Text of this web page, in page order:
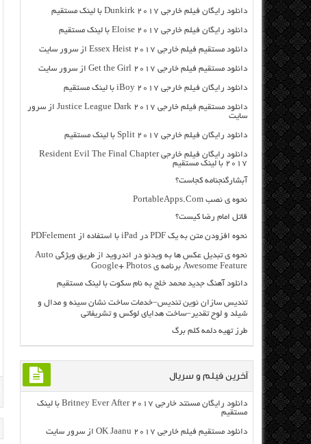
دانلود رایگان فیلم خارجی Dunkirk 2017 با لینک مستقیم
دانلود رایگان فیلم خارجی Eloise 2017 با لینک مستقیم
دانلود مستقیم فیلم خارجی Essex Heist 2017 از سرور سایت
دانلود مستقیم فیلم خارجی Get the Girl 2017 از سرور سایت
دانلود رایگان فیلم خارجی iBoy 2017 با لینک مستقیم
دانلود مستقیم فیلم خارجی Justice League Dark 2017 از سرور
سایت
دانلود رایگان فیلم خارجی Split 2017 با لینک مستقیم
دانلود رایگان فیلم خارجی Resident Evil The Final Chapter
2017 با لینک مستقیم
آبشارگنجنامه کجاست؟
نحوه ی نصب PortableApps.Com
قاتل امام رضا کیست؟
نحوه افزودن متن به یک PDF در iPad با استفاده از PDFelement
نحوه ی تبدیل عکس ها به ویدئو در اندروید از طریق ویژگی Auto
Awesome Feature برنامه ی Google+ Photos
دانلود آهنگ جدید محمد خلج به نام سکوت با لینک مستقیم
تندیس سازان نوین تندیس–خدمات ساخت نشان سینه و مدال و
شیلد و لوح تقدیر–ساخت هدایای لوکس و تشریفاتی
طرز تهیه دلمه کلم برگ
آخرین فیلم و سریال
دانلود رایگان مسنتد خارجی Britney Ever After 2017 با لینک
مستقیم
دانلود مستقیم فیلم خارجی OK Jaanu 2017 از سرور سایت